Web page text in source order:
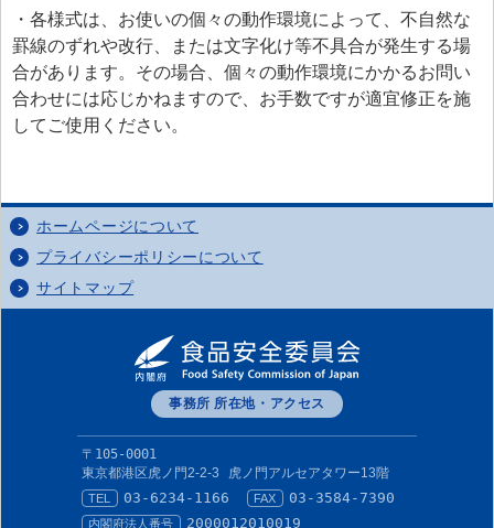
データベース等
> 食品安全情報のデータベース検索
> 食品安全委員会による評価書・QA等一覧（50音順）
> 食品安全委員会が評価した化学物質の毒性評価情報
食品健康影響評価のためのリスクプロファイル
ファクトシート（科学的知見に基く概要書）
食品安全モニター
・各様式は、お使いの個々の動作環境によって、不自然な
罫線のずれや改行、または文字化け等不具合が発生する場
合があります。その場合、個々の動作環境にかかるお問い
合わせには応じかねますので、お手数ですが適宜修正を施
してご使用ください。
ホームページについて
プライバシーポリシーについて
サイトマップ
事務所 所在地・アクセス
〒105-0001
東京都港区虎ノ門2-2-3
虎ノ門アルセアタワー13階
TEL 03-6234-1166 FAX 03-3584-7390
内閣府法人番号 2000012010019